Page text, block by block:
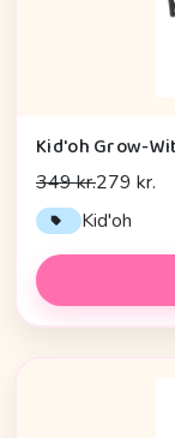
349 kr.279 kr.
Kid'oh